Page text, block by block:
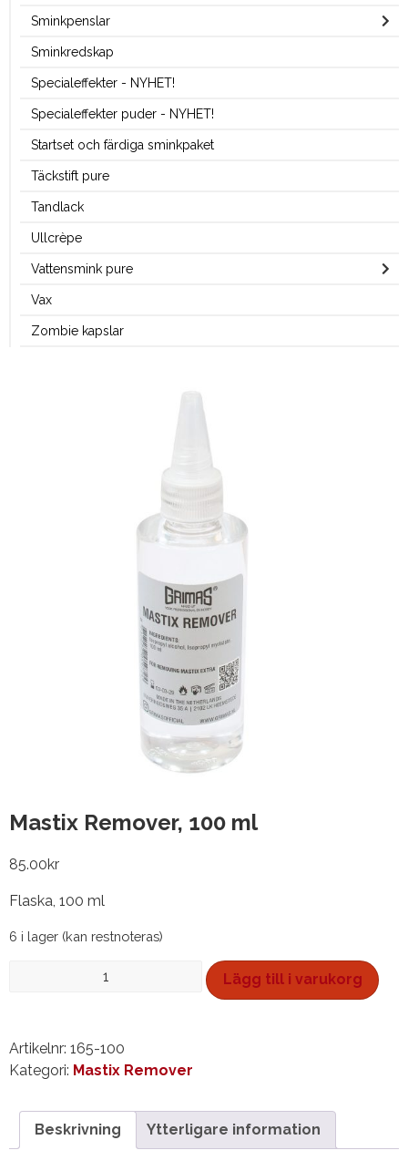
Sminkpenslar
Sminkredskap
Specialeffekter - NYHET!
Specialeffekter puder - NYHET!
Startset och färdiga sminkpaket
Täckstift pure
Tandlack
Ullcrèpe
Vattensmink pure
Vax
Zombie kapslar
Mastix Remover, 100 ml
85.00kr
Flaska, 100 ml
6 i lager (kan restnoteras)
mängd
Lägg till i varukorg
Artikelnr: 165-100
Kategori: Mastix Remover
Beskrivning Ytterligare information